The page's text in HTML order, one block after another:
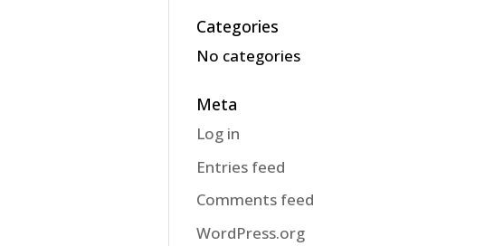
Categories
No categories
Meta
Log in
Entries feed
Comments feed
WordPress.org